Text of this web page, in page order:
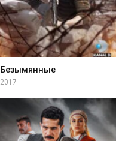
Безымянные
2017